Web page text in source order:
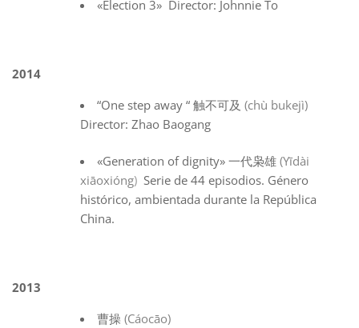
«Election 3» Director: Johnnie To
2014
“One step away “ 触不可及 (chù bukejì)
Director: Zhao Baogang
«Generation of dignity» 一代枭雄 (Yīdài
xiāoxióng) Serie de 44 episodios. Género
histórico, ambientada durante la República
China.
2013
曹操 (Cáocāo)